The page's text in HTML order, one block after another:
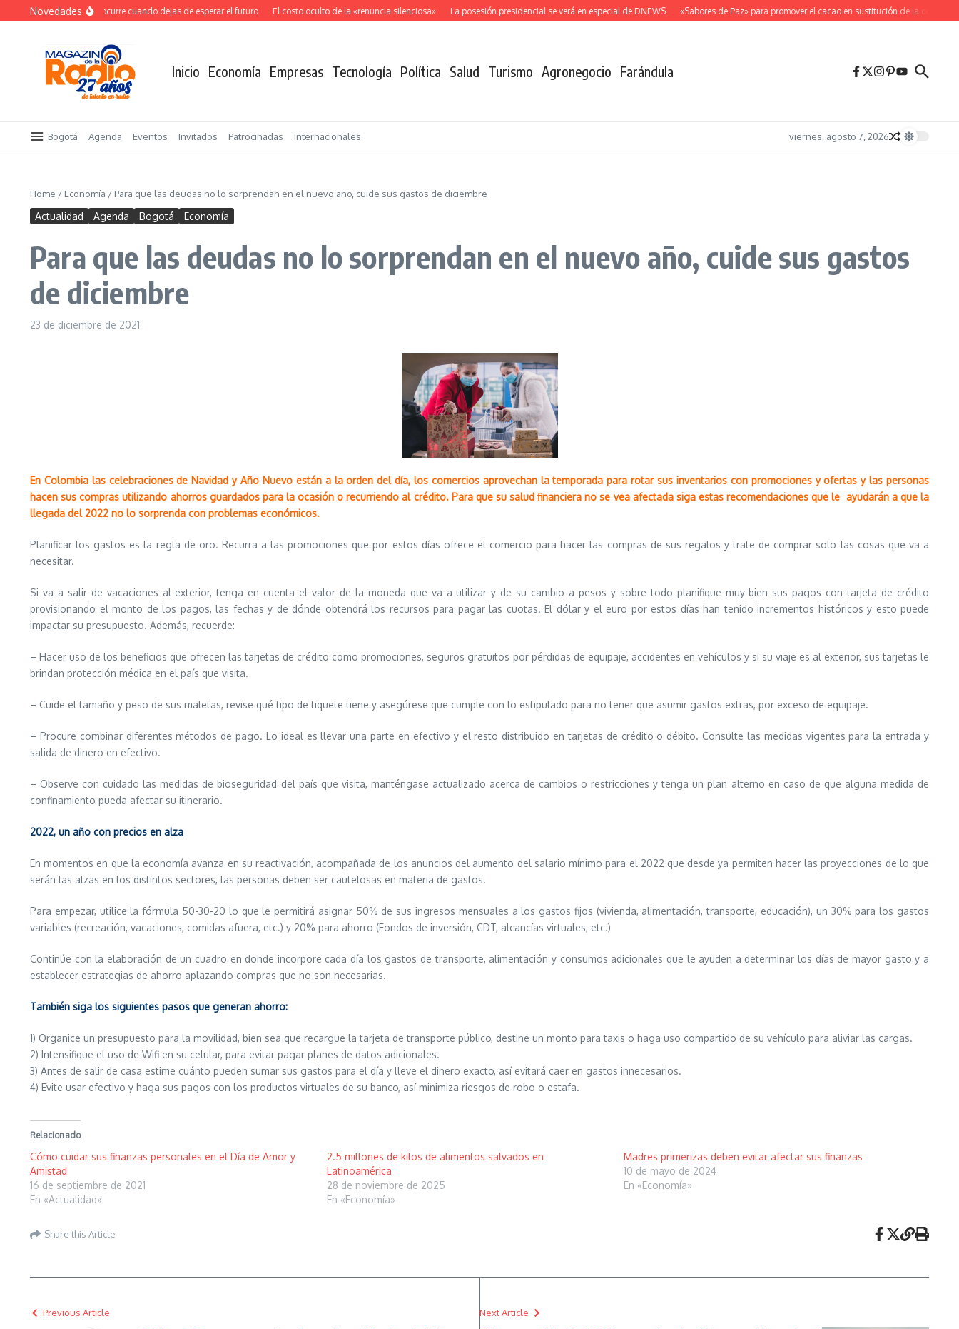
Saltar al contenido
Novedades
El verdadero salto ocurre cuando dejas de esperar el futuro El costo oculto de la «renuncia silenciosa» La posesión presidencial se verá en especial de DNEWS «Sabores de Paz» para promover el cacao en sustitución de la coca
Inicio Economía Empresas Tecnología Política Salud Turismo Agronegocio Farándula
Bogotá Agenda Eventos Invitados Patrocinadas Internacionales viernes, agosto 7, 2026
Home / Economía / Para que las deudas no lo sorprendan en el nuevo año, cuide sus gastos de diciembre
Actualidad Agenda Bogotá Economía
Para que las deudas no lo sorprendan en el nuevo año, cuide sus gastos
de diciembre
23 de diciembre de 2021
En Colombia las celebraciones de Navidad y Año Nuevo están a la orden del día, los comercios aprovechan la temporada para rotar sus inventarios con promociones y ofertas y las personas
hacen sus compras utilizando ahorros guardados para la ocasión o recurriendo al crédito. Para que su salud financiera no se vea afectada siga estas recomendaciones que le ayudarán a que la
llegada del 2022 no lo sorprenda con problemas económicos.
Planificar los gastos es la regla de oro. Recurra a las promociones que por estos días ofrece el comercio para hacer las compras de sus regalos y trate de comprar solo las cosas que va a
necesitar.
Si va a salir de vacaciones al exterior, tenga en cuenta el valor de la moneda que va a utilizar y de su cambio a pesos y sobre todo planifique muy bien sus pagos con tarjeta de crédito
provisionando el monto de los pagos, las fechas y de dónde obtendrá los recursos para pagar las cuotas. El dólar y el euro por estos días han tenido incrementos históricos y esto puede
impactar su presupuesto. Además, recuerde:
– Hacer uso de los beneficios que ofrecen las tarjetas de crédito como promociones, seguros gratuitos por pérdidas de equipaje, accidentes en vehículos y si su viaje es al exterior, sus tarjetas le
brindan protección médica en el país que visita.
– Cuide el tamaño y peso de sus maletas, revise qué tipo de tiquete tiene y asegúrese que cumple con lo estipulado para no tener que asumir gastos extras, por exceso de equipaje.
– Procure combinar diferentes métodos de pago. Lo ideal es llevar una parte en efectivo y el resto distribuido en tarjetas de crédito o débito. Consulte las medidas vigentes para la entrada y
salida de dinero en efectivo.
– Observe con cuidado las medidas de bioseguridad del país que visita, manténgase actualizado acerca de cambios o restricciones y tenga un plan alterno en caso de que alguna medida de
confinamiento pueda afectar su itinerario.
2022, un año con precios en alza
En momentos en que la economía avanza en su reactivación, acompañada de los anuncios del aumento del salario mínimo para el 2022 que desde ya permiten hacer las proyecciones de lo que
serán las alzas en los distintos sectores, las personas deben ser cautelosas en materia de gastos.
Para empezar, utilice la fórmula 50-30-20 lo que le permitirá asignar 50% de sus ingresos mensuales a los gastos fijos (vivienda, alimentación, transporte, educación), un 30% para los gastos
variables (recreación, vacaciones, comidas afuera, etc.) y 20% para ahorro (Fondos de inversión, CDT, alcancías virtuales, etc.)
Continúe con la elaboración de un cuadro en donde incorpore cada día los gastos de transporte, alimentación y consumos adicionales que le ayuden a determinar los días de mayor gasto y a
establecer estrategias de ahorro aplazando compras que no son necesarias.
También siga los siguientes pasos que generan ahorro:
1) Organice un presupuesto para la movilidad, bien sea que recargue la tarjeta de transporte público, destine un monto para taxis o haga uso compartido de su vehículo para aliviar las cargas.
2) Intensifique el uso de Wifi en su celular, para evitar pagar planes de datos adicionales.
3) Antes de salir de casa estime cuánto pueden sumar sus gastos para el día y lleve el dinero exacto, así evitará caer en gastos innecesarios.
4) Evite usar efectivo y haga sus pagos con los productos virtuales de su banco, así minimiza riesgos de robo o estafa.
Relacionado
Cómo cuidar sus finanzas personales en el Día de Amor y
Amistad
16 de septiembre de 2021
En «Actualidad»
2.5 millones de kilos de alimentos salvados en
Latinoamérica
28 de noviembre de 2025
En «Economía»
Madres primerizas deben evitar afectar sus finanzas
10 de mayo de 2024
En «Economía»
Share this Article
Previous Article Next Article